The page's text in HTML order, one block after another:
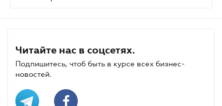
Читайте нас в соцсетях.
Подпишитесь, чтоб быть в курсе всех бизнес-
новостей.